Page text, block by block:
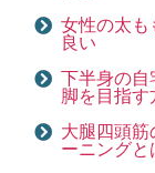
女性の太も
良い
下半身の自
脚を目指す
大腿四頭筋
ーニングと